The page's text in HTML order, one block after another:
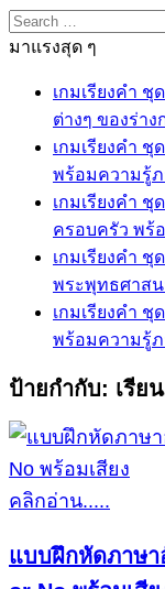
Search
for:
มาแรงสุด ๆ
เกมเรียงคำ
ต่างๆ ของร่า
เกมเรียงคำ
พร้อมความรู้ภ
เกมเรียงคำ
ครอบครัว พร้
เกมเรียงคำ
พระพุทธศาส
เกมเรียงคำ
พร้อมความรู้ภ
ป้ายกำกับ: เรีย
คลิกอ่าน.....
แบบฝึกหัดภาษา